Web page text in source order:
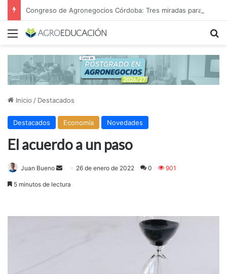
Menú
Inicio / Destacados
Destacados Economía Novedades
El acuerdo a un paso
Juan Bueno
Send 26 de enero de 2022 0 901
5 minutos de lectura